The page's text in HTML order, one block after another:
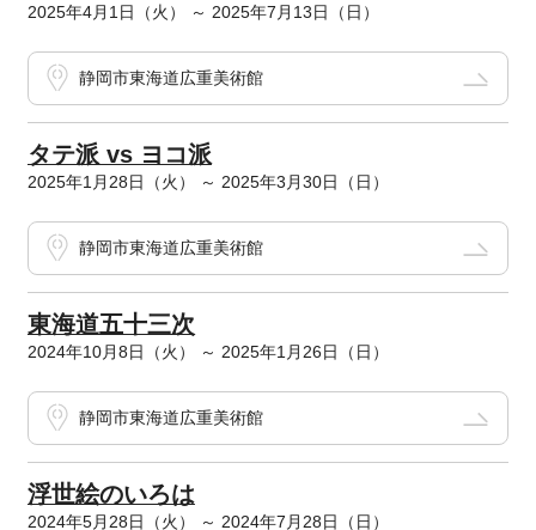
2025年4月1日（火） ～ 2025年7月13日（日）
静岡市東海道広重美術館
タテ派 vs ヨコ派
2025年1月28日（火） ～ 2025年3月30日（日）
静岡市東海道広重美術館
東海道五十三次
2024年10月8日（火） ～ 2025年1月26日（日）
静岡市東海道広重美術館
浮世絵のいろは
2024年5月28日（火） ～ 2024年7月28日（日）